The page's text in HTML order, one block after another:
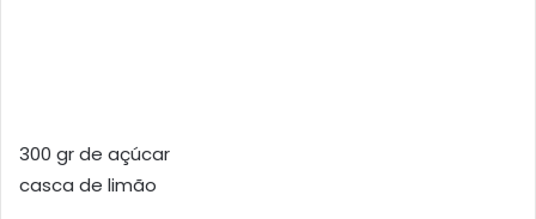
300 gr de açúcar
casca de limão